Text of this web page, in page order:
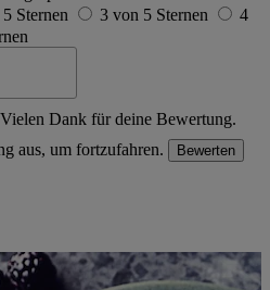
Sternen 3 von 5 Sternen
4
Vielen Dank für deine Bewertung.
aus, um fortzufahren.
Bewerten